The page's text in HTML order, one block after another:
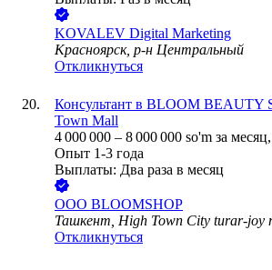
KOVALEV Digital Marketing
Красноярск, р-н Центральный
Откликнуться
Консультант в BLOOM BEAUTY
Town Mall
4 000 000 – 8 000 000 so'm за месяц,
Опыт 1-3 года
Выплаты: Два раза в месяц
ООО BLOOMSHOP
Ташкент, High Town City turar-joy
Откликнуться